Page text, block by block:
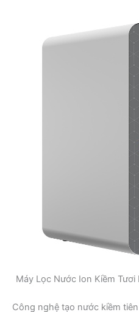
Máy Lọc Nước Ion Kiềm
Công nghệ tạo nước kiềm